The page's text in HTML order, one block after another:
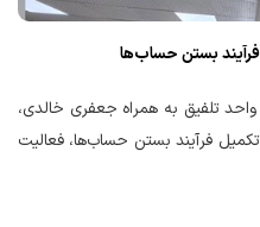
بستن حساب‌ها
تلفیق به همراه جعفری خالدی،
فرآیند بستن حساب‌ها، فعالیت